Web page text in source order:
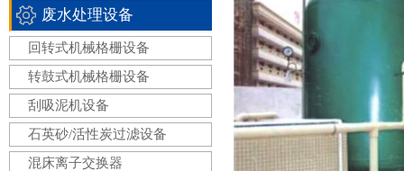
废水处理设备
回转式机械格栅设备
转鼓式机械格栅设备
刮吸泥机设备
石英砂/活性炭过滤设备
混床离子交换器